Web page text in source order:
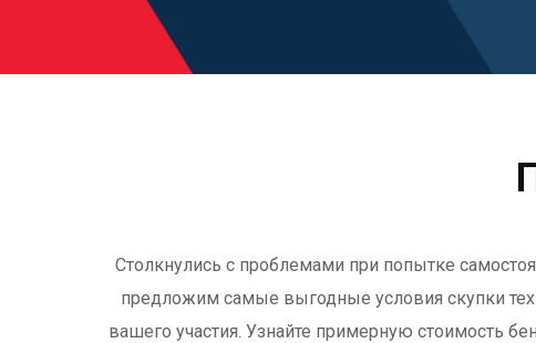
Столкнулись с проблемами при попытке
предложим самые выгодные условия скупки
вашего участия. Узнайте примерную стоимость